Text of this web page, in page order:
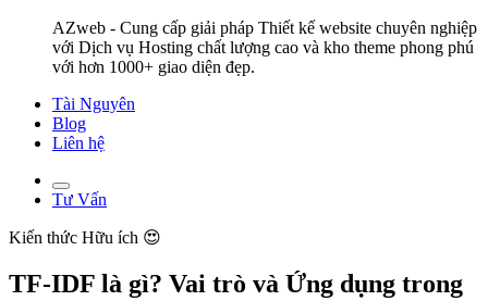
AZweb - Cung cấp giải pháp Thiết kế website chuyên nghiệp
với Dịch vụ Hosting chất lượng cao và kho theme phong phú
với hơn 1000+ giao diện đẹp.
Tài Nguyên
Blog
Liên hệ
Tư Vấn
Kiến thức Hữu ích 😍
TF-IDF là gì? Vai trò và Ứng dụng trong